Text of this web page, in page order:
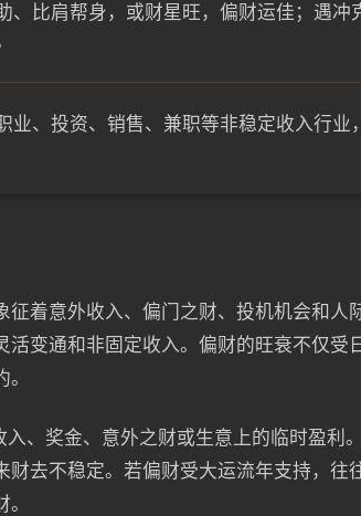
、比肩帮身，或财星旺，偏财运佳；遇冲
业、投资、销售、兼职等非稳定收入行业
征着意外收入、偏门之财、投机机会和人
活变通和非固定收入。偏财的旺衰不仅受
入、奖金、意外之财或生意上的临时盈利
财去不稳定。若偏财受大运流年支持，往